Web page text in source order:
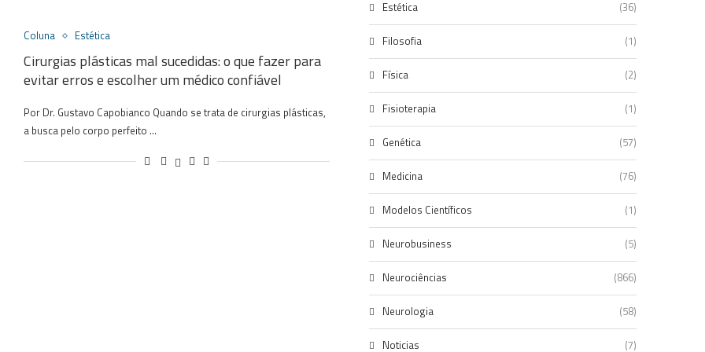
Coluna Estética
Cirurgias plásticas mal sucedidas: o que fazer para
evitar erros e escolher um médico confiável
Por Dr. Gustavo Capobianco Quando se trata de cirurgias plásticas,
a busca pelo corpo perfeito …
Estética (36)
Filosofia (1)
Física (2)
Fisioterapia (1)
Genética (57)
Medicina (76)
Modelos Científicos (1)
Neurobusiness (5)
Neurociências (866)
Neurologia (58)
Noticias (7)